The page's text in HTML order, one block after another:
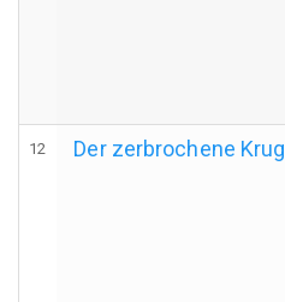
12 Der zerbrochene Krug